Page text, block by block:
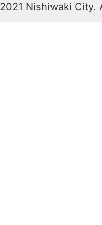
Nishiwaki City.